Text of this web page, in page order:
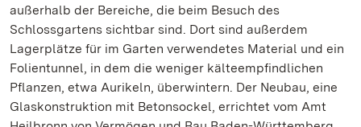
außerhalb der Bereiche, die beim Besuch des
Schlossgartens sichtbar sind. Dort sind außerdem
Lagerplätze für im Garten verwendetes Material und ein
Folientunnel, in dem die weniger kälteempfindlichen
Pflanzen, etwa Aurikeln, überwintern. Der Neubau, eine
Glaskonstruktion mit Betonsockel, errichtet vom Amt